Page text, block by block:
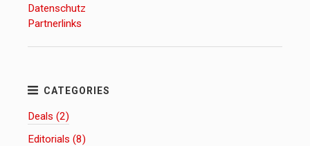
Datenschutz
Partnerlinks
Deals (2)
Editorials (8)